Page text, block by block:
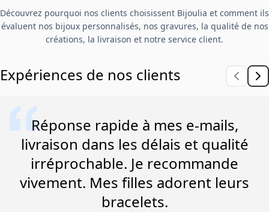
Découvrez pourquoi nos clients choisissent Bijoulia et comment ils
évaluent nos bijoux personnalisés, nos gravures, la qualité de nos
créations, la livraison et notre service client.
Expériences de nos clients
Réponse rapide à mes e-mails,
livraison dans les délais et qualité
irréprochable. Je recommande
vivement. Mes filles adorent leurs
bracelets.